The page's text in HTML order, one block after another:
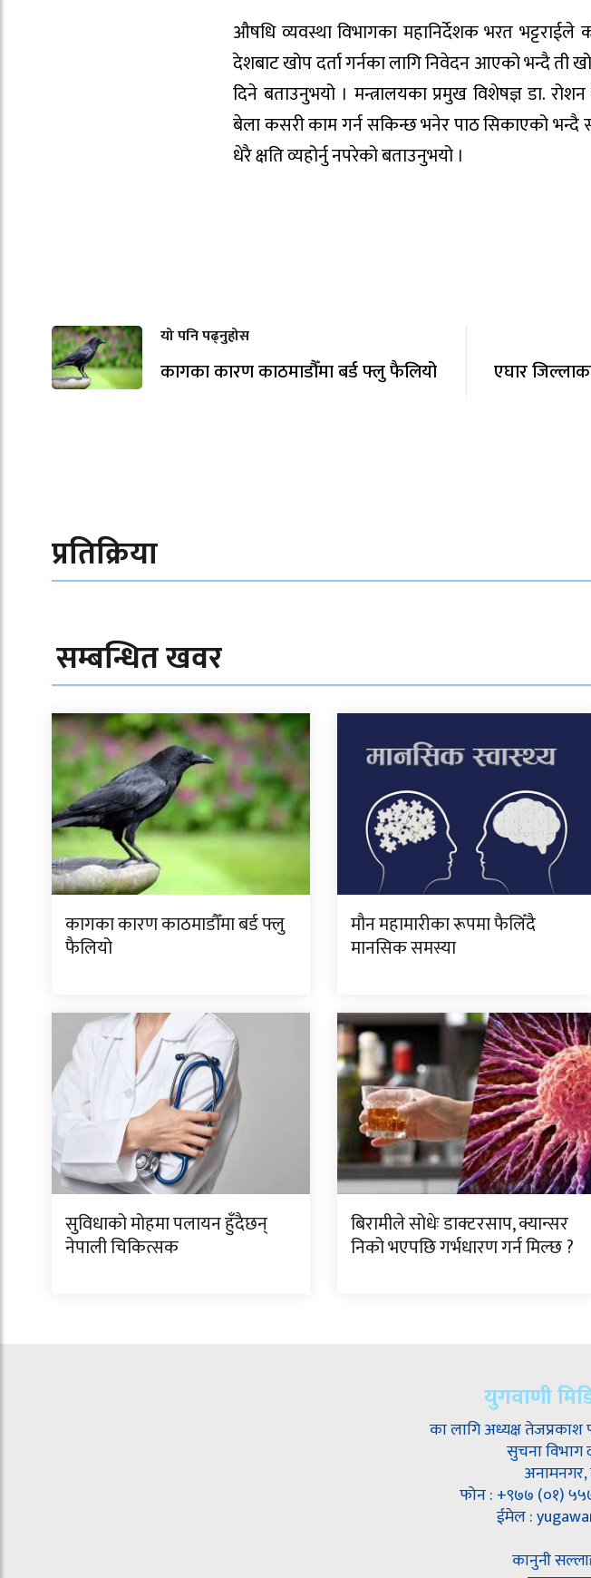
औषधि व्यवस्था विभागका महानिर्देशक भरत भट्टराईले
देशबाट खोप दर्ता गर्नका लागि निवेदन आएको भन्दै ती
दिने बताउनुभयो । मन्त्रालयका प्रमुख विशेषज्ञ डा.
बेला कसरी काम गर्न सकिन्छ भनेर पाठ सिकाएको भन्दै
धेरै क्षति व्यहोर्नु नपरेको बताउनुभयो ।
यो पनि पढ्नुहोस
कागका कारण काठमाडौँमा बर्ड फ्लु फैलियो एघार
प्रतिक्रिया
सम्बन्धित खवर
कागका कारण काठमाडौँमा बर्ड फ्लु
फैलियो
मौन महामारीका रूपमा फैलिँदै
मानसिक समस्या
सुविधाको मोहमा पलायन हुँदैछन्
नेपाली चिकित्सक
बिरामीले सोधेः डाक्टरसाप, क्यान्सर
निको भएपछि गर्भधारण गर्न मिल्छ ?
युगवाणी
का लागि अध्यक्ष तेजप्रकाश
सुचना विभाग
अनामनगर,
फोन : +९७७ (०१)
ईमेल :
कानुनी